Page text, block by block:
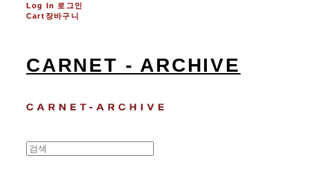
Log In
로그인
Cart장바구니
CARNET - ARCHIVE